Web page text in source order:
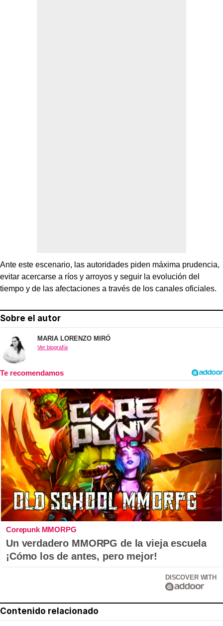
Ante este escenario, las autoridades piden máxima prudencia,
evitar acercarse a ríos y arroyos y seguir la evolución del
tiempo y de las afectaciones a través de los canales oficiales.
Sobre el autor
MARIA LORENZO MIRÓ
Ver biografía
Corepunk MMORPG
Un verdadero MMORPG de la vieja escuela
¡Cómo los de antes, pero mejor!
DISCOVER WITH
Contenido relacionado